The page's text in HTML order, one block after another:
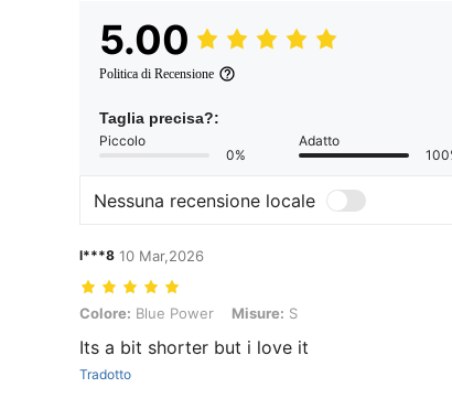
5.00
Politica di Recensione
Taglia precisa?:
Piccolo
0%
Adatto
Nessuna recensione locale
l***8 10 Mar,2026
Colore: Blue Power, Misure: S
Colore: Blue Power Misure: S
Its a bit shorter but i love it
Tradotto